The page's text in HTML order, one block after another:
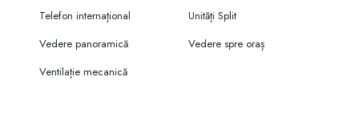
Telefon internațional
Unități Split
Vedere panoramică
Vedere spre oraș
Ventilație mecanică